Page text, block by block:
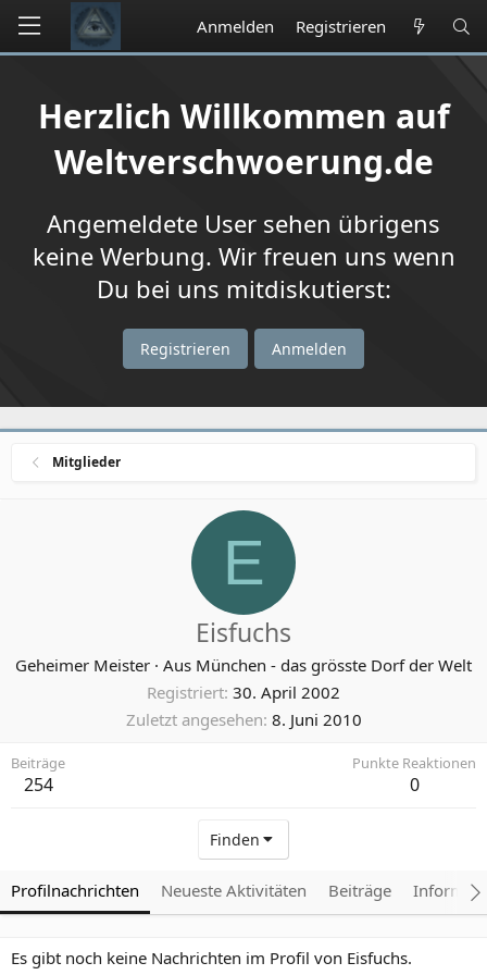
Anmelden Registrieren
Herzlich Willkommen auf
Weltverschwoerung.de
Angemeldete User sehen übrigens
keine Werbung. Wir freuen uns wenn
Du bei uns mitdiskutierst:
Registrieren Anmelden
Mitglieder
E
Eisfuchs
Geheimer Meister · Aus München - das grösste Dorf der Welt
Registriert 30. April 2002
Zuletzt angesehen 8. Juni 2010
Beiträge
254
Punkte Reaktionen
0
Finden
Profilnachrichten Neueste Aktivitäten Beiträge
Es gibt noch keine Nachrichten im Profil von Eisfuchs.